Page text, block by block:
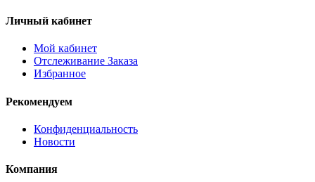
Личный кабинет
Мой кабинет
Отслеживание Заказа
Избранное
Рекомендуем
Конфиденциальность
Новости
Компания